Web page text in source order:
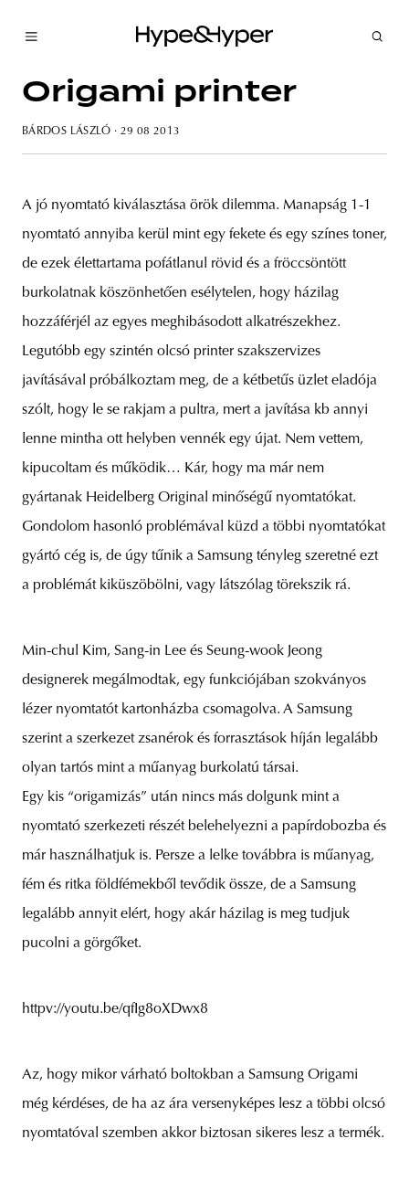
Origami printer
BÁRDOS LÁSZLÓ · 29 08 2013
A jó nyomtató kiválasztása örök dilemma. Manapság 1-1
nyomtató annyiba kerül mint egy fekete és egy színes toner,
de ezek élettartama pofátlanul rövid és a fröccsöntött
burkolatnak köszönhetően esélytelen, hogy házilag
hozzáférjél az egyes meghibásodott alkatrészekhez.
Legutóbb egy szintén olcsó printer szakszervizes
javításával próbálkoztam meg, de a kétbetűs üzlet eladója
szólt, hogy le se rakjam a pultra, mert a javítása kb annyi
lenne mintha ott helyben vennék egy újat. Nem vettem,
kipucoltam és működik… Kár, hogy ma már nem
gyártanak Heidelberg Original minőségű nyomtatókat.
Gondolom hasonló problémával küzd a többi nyomtatókat
gyártó cég is, de úgy tűnik a Samsung tényleg szeretné ezt
a problémát kiküszöbölni, vagy látszólag törekszik rá.
Min-chul Kim, Sang-in Lee és Seung-wook Jeong
designerek megálmodtak, egy funkciójában szokványos
lézer nyomtatót kartonházba csomagolva. A Samsung
szerint a szerkezet zsanérok és forrasztások híján legalább
olyan tartós mint a műanyag burkolatú társai.
Egy kis “origamizás” után nincs más dolgunk mint a
nyomtató szerkezeti részét belehelyezni a papírdobozba és
már használhatjuk is. Persze a lelke továbbra is műanyag,
fém és ritka földfémekből tevődik össze, de a Samsung
legalább annyit elért, hogy akár házilag is meg tudjuk
pucolni a görgőket.
httpv://youtu.be/qfIg8oXDwx8
Az, hogy mikor várható boltokban a Samsung Origami
még kérdéses, de ha az ára versenyképes lesz a többi olcsó
nyomtatóval szemben akkor biztosan sikeres lesz a termék.